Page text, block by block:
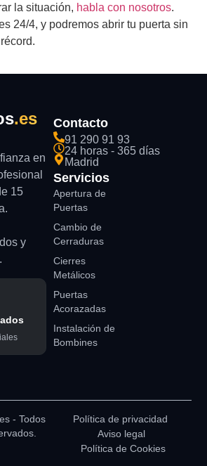
la situación, habla con nosotros.
24/4, y podremos abrir tu puerta sin
.es
en
15
y
Contacto
91 290 91 93
24 horas - 365 días
Madrid
Servicios
Apertura de
Puertas
Cambio de
Cerraduras
Cierres
Metálicos
Puertas
Acorazadas
Instalación de
Bombines
- Todos
Política de privacidad
Aviso legal
Política de Cookies